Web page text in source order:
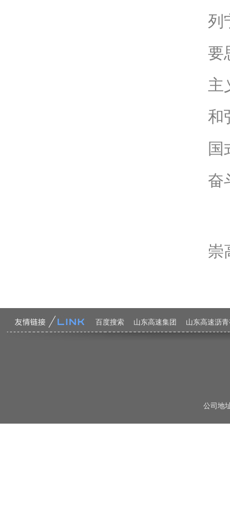
列
要
主
和
国
奋
崇
百度搜索 山东高速集团 山东高速沥
公司地